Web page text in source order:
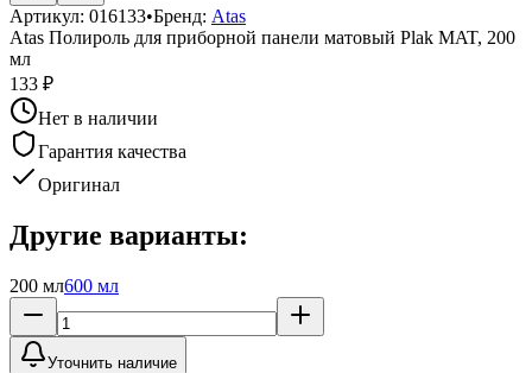
Артикул: 016133•Бренд: Atas
Atas Полироль для приборной панели матовый Plak MAT, 200
мл
133 ₽
Нет в наличии
Гарантия качества
Оригинал
Другие варианты:
200 мл600 мл
Уточнить наличие